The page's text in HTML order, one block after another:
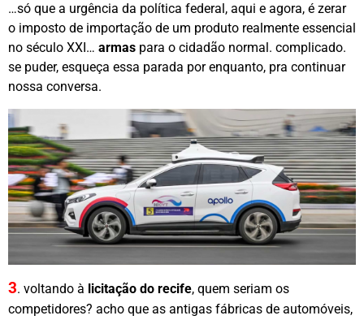
…só que a urgência da política federal, aqui e agora, é zerar
o imposto de importação de um produto realmente essencial
no século XXI… armas para o cidadão normal. complicado.
se puder, esqueça essa parada por enquanto, pra continuar
nossa conversa.
3. voltando à licitação do recife, quem seriam os
competidores? acho que as antigas fábricas de automóveis,